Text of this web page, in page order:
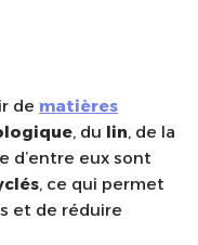
de matières
, du lin, de la
d’entre eux sont
, ce qui permet
et de réduire